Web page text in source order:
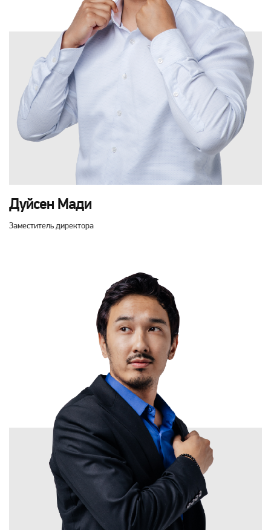
Дуйсен Мади
Заместитель директора